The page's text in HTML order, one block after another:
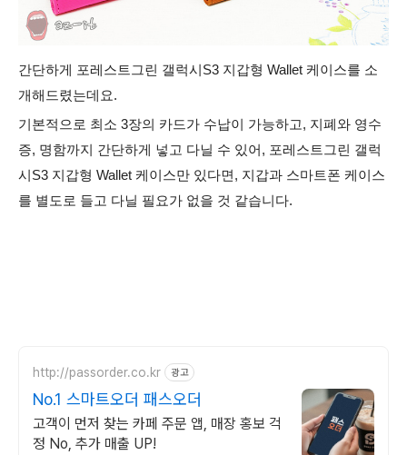
간단하게 포레스트그린 갤럭시S3 지갑형 Wallet 케이스를 소
개해드렸는데요.
기본적으로 최소 3장의 카드가 수납이 가능하고, 지폐와 영수
증, 명함까지 간단하게 넣고 다닐 수 있어, 포레스트그린 갤럭
시S3 지갑형 Wallet 케이스만 있다면, 지갑과 스마트폰 케이스
를 별도로 들고 다닐 필요가 없을 것 같습니다.
http://passorder.co.kr 광고
No.1 스마트오더 패스오더
고객이 먼저 찾는 카페 주문 앱, 매장 홍보 걱
정 No, 추가 매출 UP!